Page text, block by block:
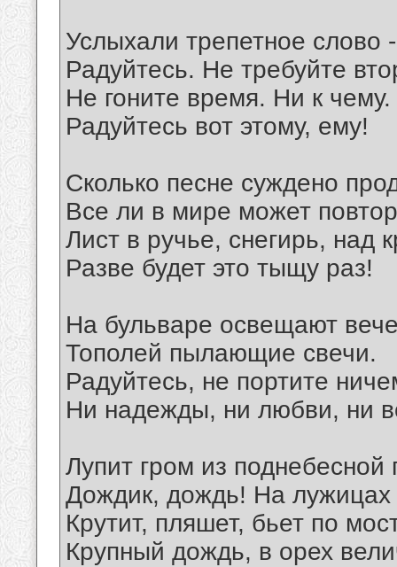
Услыхали трепетное слово -
Радуйтесь. Не требуйте
Не гоните время. Ни к чему.
Радуйтесь вот этому, ему!
Сколько песне суждено
Все ли в мире может
Лист в ручье, снегирь, над
Разве будет это тыщу раз!
На бульваре освещают
Тополей пылающие свечи.
Радуйтесь, не портите
Ни надежды, ни любви, ни
Лупит гром из поднебесной
Дождик, дождь! На лужицах
Крутит, пляшет, бьет по
Крупный дождь, в орех